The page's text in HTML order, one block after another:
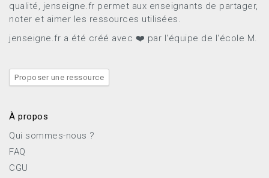
qualité, jenseigne.fr permet aux enseignants de partager,
noter et aimer les ressources utilisées.
jenseigne.fr a été créé avec ❤️ par l'équipe de l'école M.
Proposer une ressource
À propos
Qui sommes-nous ?
FAQ
CGU